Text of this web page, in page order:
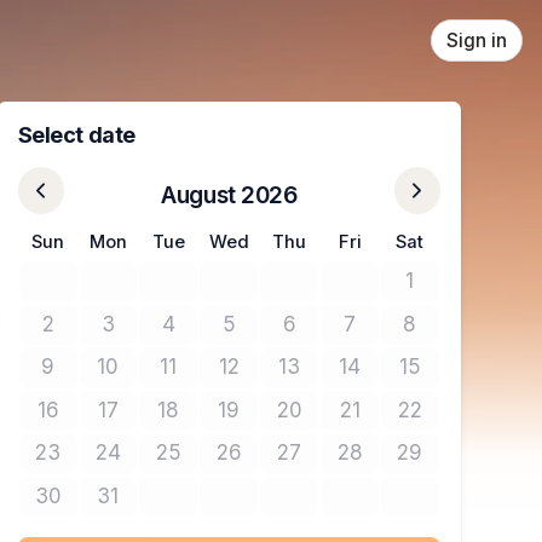
Sign in
Select date
August 2026
Sun Mon Tue Wed Thu Fri Sat
1No tickets
2No tickets available
3No tickets available
4No tickets available
5No tickets available
6No tickets available
7No tickets available
8No tickets
9No tickets available
10No tickets available
11No tickets available
12No tickets available
13No tickets available
14No tickets available
15No tickets
16No tickets available
17No tickets available
18No tickets available
19No tickets available
20No tickets available
21No tickets available
22No tickets
23No tickets available
24No tickets available
25No tickets available
26No tickets available
27No tickets available
28No tickets available
29No tickets
30No tickets available
31No tickets available